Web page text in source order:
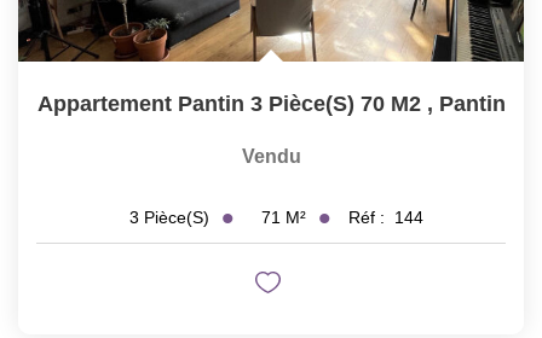
Appartement Pantin 3 Pièce(s) 70 M2 , Pantin
Vendu
3 Pièce(s) 71 M² Réf : 144